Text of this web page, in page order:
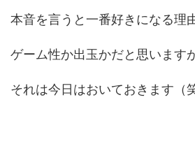
本音を言うと一番好きになる理
ゲーム性か出玉かだと思います
それは今日はおいておきます（笑